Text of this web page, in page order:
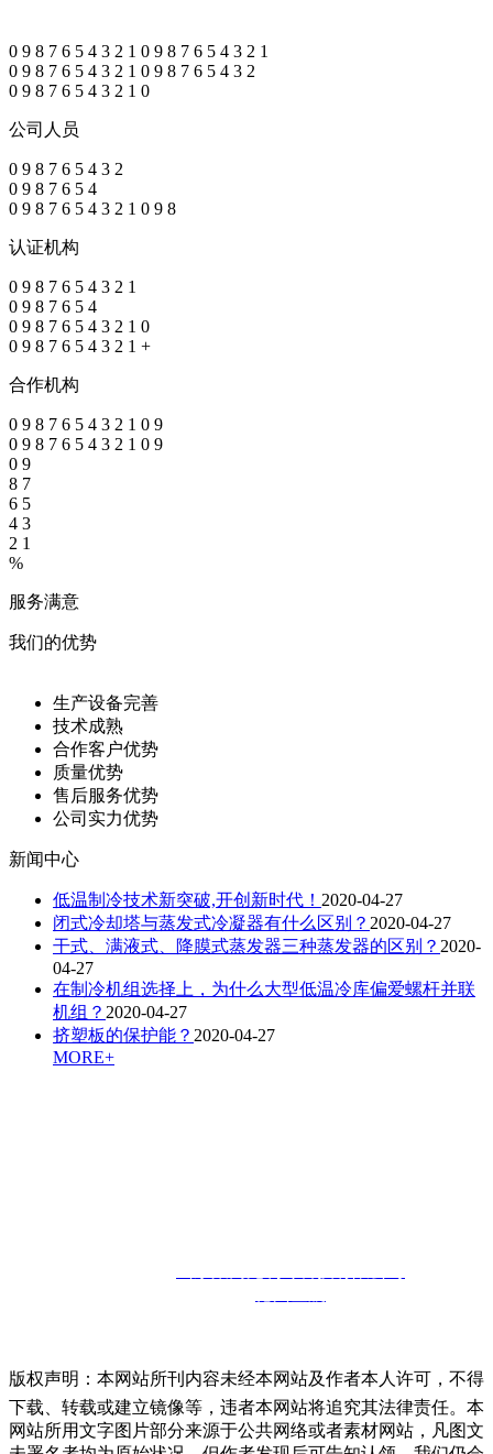
0 9 8 7 6 5 4 3 2 1 0 9 8 7 6 5 4 3 2 1
0 9 8 7 6 5 4 3 2 1 0 9 8 7 6 5 4 3 2
0 9 8 7 6 5 4 3 2 1 0
公司人员
0 9 8 7 6 5 4 3 2
0 9 8 7 6 5 4
0 9 8 7 6 5 4 3 2 1 0 9 8
认证机构
0 9 8 7 6 5 4 3 2 1
0 9 8 7 6 5 4
0 9 8 7 6 5 4 3 2 1 0
0 9 8 7 6 5 4 3 2 1 +
合作机构
0 9 8 7 6 5 4 3 2 1 0 9
0 9 8 7 6 5 4 3 2 1 0 9
0 9
8 7
6 5
4 3
2 1
%
服务满意
我们的优势
生产设备完善
技术成熟
合作客户优势
质量优势
售后服务优势
公司实力优势
新闻中心
低温制冷技术新突破,开创新时代！ 2020-04-27
闭式冷却塔与蒸发式冷凝器有什么区别？ 2020-04-27
干式、满液式、降膜式蒸发器三种蒸发器的区别？ 2020-
04-27
在制冷机组选择上，为什么大型低温冷库偏爱螺杆并联
机组？ 2020-04-27
挤塑板的保护能？ 2020-04-27
MORE+
版权声明：本网站所刊内容未经本网站及作者本人许可，不得
下载、转载或建立镜像等，违者本网站将追究其法律责任。本
网站所用文字图片部分来源于公共网络或者素材网站，凡图文